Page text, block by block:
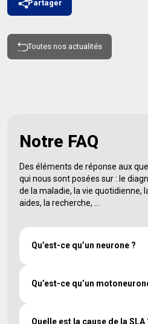
Partager
Toutes nos actualités
Notre FAQ
Des éléments de réponse aux
qui nous sont posées sur : le
de la maladie, la vie quotidienne,
aides, la recherche, …
Qu’est-ce qu’un neurone ?
nerveux avec les cellules
des cellules nerveuses. Le
Qu’est-ce qu’un
« motoneurone », est une
Quelle est la cause de la SLA